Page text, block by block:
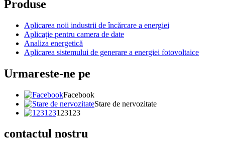
Produse
Aplicarea noii industrii de încărcare a energiei
Aplicație pentru camera de date
Analiza energetică
Aplicarea sistemului de generare a energiei fotovoltaice
Urmareste-ne pe
Facebook
Stare de nervozitate
123123
contactul nostru